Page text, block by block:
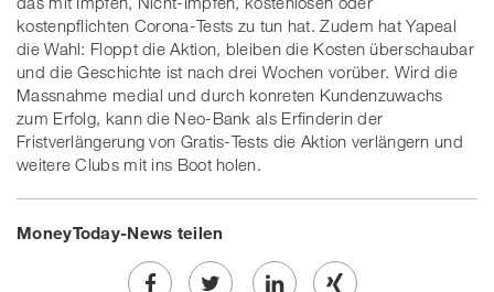
kostenpflichten Corona-Tests zu tun hat. Zudem hat Yapeal
die Wahl: Floppt die Aktion, bleiben die Kosten überschaubar
und die Geschichte ist nach drei Wochen vorüber. Wird die
Massnahme medial und durch konreten Kundenzuwachs
zum Erfolg, kann die Neo-Bank als Erfinderin der
Fristverlängerung von Gratis-Tests die Aktion verlängern und
weitere Clubs mit ins Boot holen.
MoneyToday-News teilen